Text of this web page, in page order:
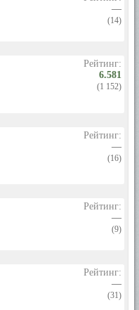
—
(14)
Рейтинг:
6.581
(1 152)
Рейтинг:
—
(16)
Рейтинг:
—
(9)
Рейтинг:
—
(31)